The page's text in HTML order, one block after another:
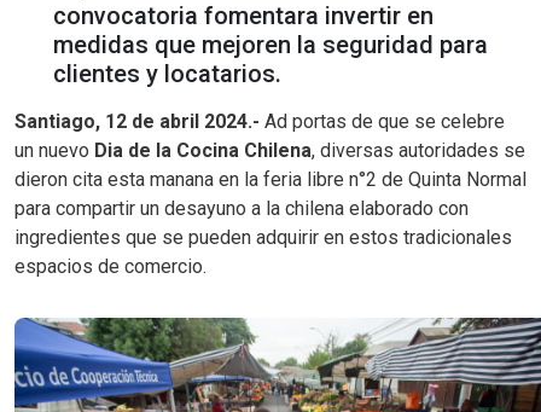
convocatoria fomentara invertir en
medidas que mejoren la seguridad para
clientes y locatarios.
Santiago, 12 de abril 2024.- Ad portas de que se celebre
un nuevo Dia de la Cocina Chilena, diversas autoridades se
dieron cita esta manana en la feria libre n°2 de Quinta Normal
para compartir un desayuno a la chilena elaborado con
ingredientes que se pueden adquirir en estos tradicionales
espacios de comercio.